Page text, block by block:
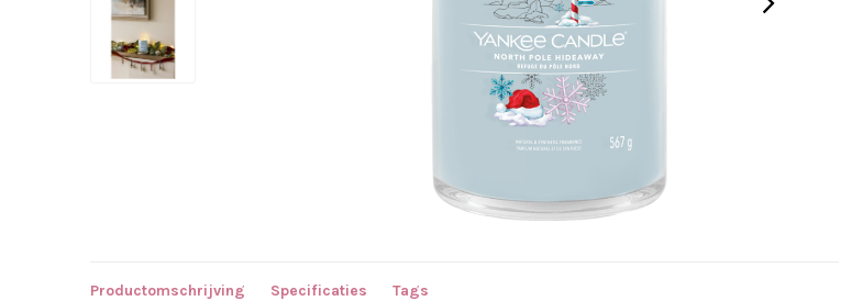
Productomschrijving Specificaties Tags